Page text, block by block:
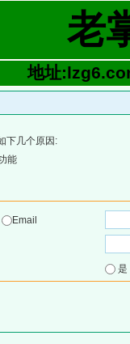
老
地址
下几个原因:
能
Email